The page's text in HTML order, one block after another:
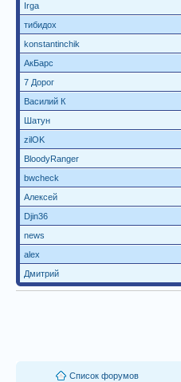
Irga
тибидох
konstantinchik
АкБарс
7 Дорог
Василий К
Шатун
zilOK
BloodyRanger
bwcheck
Алексей
Djin36
news
alex
Дмитрий
Список форумов